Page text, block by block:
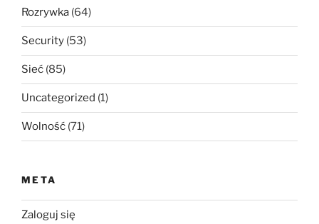
Rozrywka (64)
Security (53)
Sieć (85)
Uncategorized (1)
Wolność (71)
META
Zaloguj się